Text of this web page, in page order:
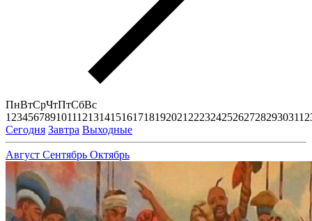
ПнВтСрЧтПтСбВс
1234567891011121314151617181920212223242526272829303112
Сегодня Завтра Выходные
Август Сентябрь Октябрь